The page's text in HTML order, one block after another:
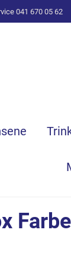
041 670 05 62